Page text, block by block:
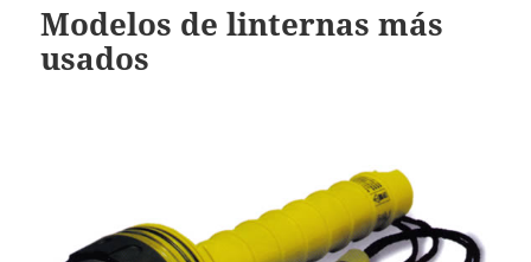
Modelos de linternas más
usados